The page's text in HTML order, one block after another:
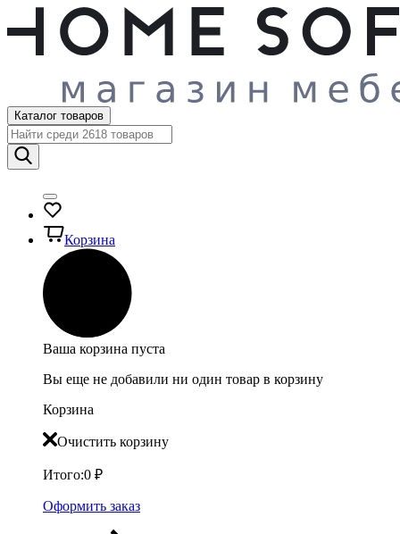
Каталог товаров
Корзина
Ваша корзина пуста
Вы еще не добавили ни один товар в корзину
Корзина
Очистить корзину
Итого:0 ₽
Оформить заказ